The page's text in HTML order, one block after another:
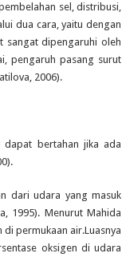
sel, distribusi,
dua cara, yaitu dengan
sangat dipengaruhi oleh
pengaruh pasang surut
2006).
dapat bertahan jika ada
dari udara yang masuk
1995). Menurut Mahida
permukaan air.Luasnya
oksigen di udara